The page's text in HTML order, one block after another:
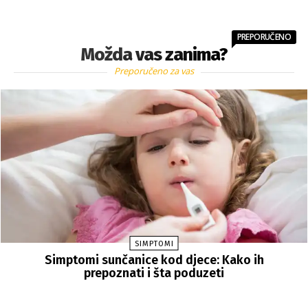
Možda vas zanima?
PREPORUČENO
Preporučeno za vas
SIMPTOMI
Simptomi sunčanice kod djece: Kako ih
prepoznati i šta poduzeti